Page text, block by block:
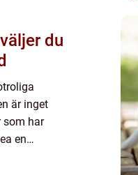
är inget
som har
en